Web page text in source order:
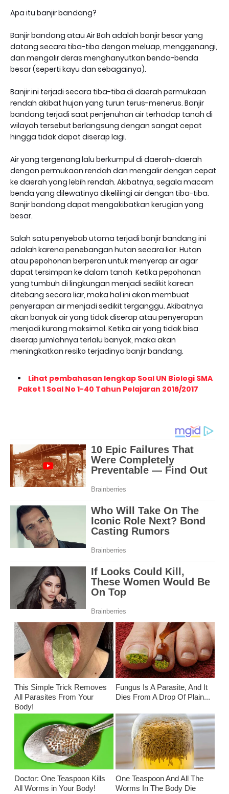
Apa itu banjir bandang?
Banjir bandang atau Air Bah adalah banjir besar yang
datang secara tiba-tiba dengan meluap, menggenangi,
dan mengalir deras menghanyutkan benda-benda
besar (seperti kayu dan sebagainya).
Banjir ini terjadi secara tiba-tiba di daerah permukaan
rendah akibat hujan yang turun terus-menerus. Banjir
bandang terjadi saat penjenuhan air terhadap tanah di
wilayah tersebut berlangsung dengan sangat cepat
hingga tidak dapat diserap lagi.
Air yang tergenang lalu berkumpul di daerah-daerah
dengan permukaan rendah dan mengalir dengan cepat
ke daerah yang lebih rendah. Akibatnya, segala macam
benda yang dilewatinya dikelilingi air dengan tiba-tiba.
Banjir bandang dapat mengakibatkan kerugian yang
besar.
Salah satu penyebab utama terjadi banjir bandang ini
adalah karena penebangan hutan secara liar. Hutan
atau pepohonan berperan untuk menyerap air agar
dapat tersimpan ke dalam tanah Ketika pepohonan
yang tumbuh di lingkungan menjadi sedikit karean
ditebang secara liar, maka hal ini akan membuat
penyerapan air menjadi sedikit terganggu. Akibatnya
akan banyak air yang tidak diserap atau penyerapan
menjadi kurang maksimal. Ketika air yang tidak bisa
diserap jumlahnya terlalu banyak, maka akan
meningkatkan resiko terjadinya banjir bandang.
Lihat pembahasan lengkap Soal UN Biologi SMA
Paket 1 Soal No 1-40 Tahun Pelajaran 2016/2017
This Simple Trick Removes
All Parasites From Your
Body!
Fungus Is A Parasite, And It
Dies From A Drop Of Plain...
Doctor: One Teaspoon Kills
All Worms in Your Body!
One Teaspoon And All The
Worms In The Body Die